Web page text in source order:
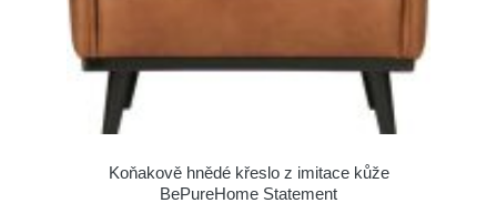
Koňakově hnědé křeslo z imitace kůže
BePureHome Statement